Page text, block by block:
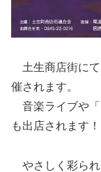
土生商店街にて
催されます。
音楽ライブや「
も出店されます！
やさしく彩られ